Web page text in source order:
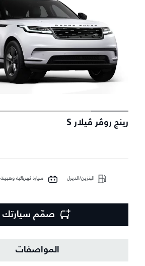
رينج روڤر ڤيلار S
البنزين/الديزل سيارة كهربائية وهجينة
صمّم سيارتك
المواصفات